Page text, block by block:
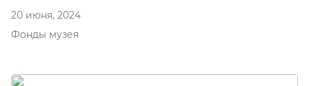
20 июня, 2024
Фонды музея